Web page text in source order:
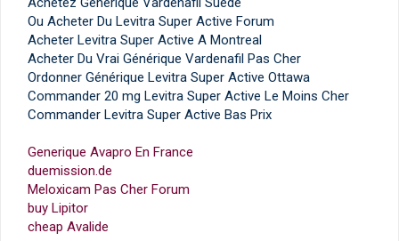
Ou Acheter Du Levitra Super Active Forum
Acheter Levitra Super Active A Montreal
Acheter Du Vrai Générique Vardenafil Pas Cher
Ordonner Générique Levitra Super Active Ottawa
Commander 20 mg Levitra Super Active Le Moins Cher
Commander Levitra Super Active Bas Prix
Generique Avapro En France
duemission.de
Meloxicam Pas Cher Forum
buy Lipitor
cheap Avalide